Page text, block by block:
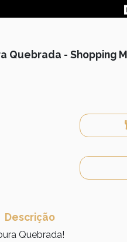
Quebrada - Shopping
Descrição
Quebrada!